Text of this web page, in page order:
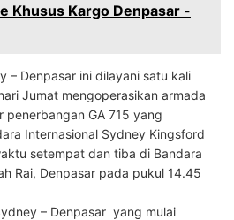
Khusus Kargo Denpasar -
– Denpasar ini dilayani satu kali
Jumat mengoperasikan armada
GA 715 yang
Internasional Sydney Kingsford
setempat dan tiba di Bandara
Rai, Denpasar pada pukul 14.45
– Denpasar yang mulai